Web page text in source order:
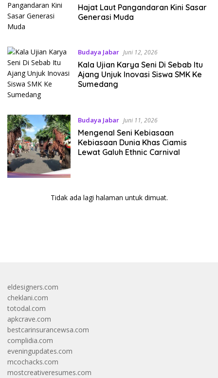
Hajat Laut Pangandaran Kini Sasar
Generasi Muda
Budaya Jabar Juni 12, 2026
Kala Ujian Karya Seni Di Sebab Itu
Ajang Unjuk Inovasi Siswa SMK Ke
Sumedang
Budaya Jabar Juni 11, 2026
Mengenal Seni Kebiasaan
Kebiasaan Dunia Khas Ciamis
Lewat Galuh Ethnic Carnival
Tidak ada lagi halaman untuk dimuat.
eldesigners.com
cheklani.com
totodal.com
apkcrave.com
bestcarinsurancewsa.com
complidia.com
eveningupdates.com
mcochacks.com
mostcreativeresumes.com